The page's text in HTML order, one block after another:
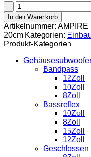
AMPIRE
USB-
Buchse
>
Mini-
USB
5p.
Kabel
In den Warenkorb
Artikelnummer: AMPIRE
20cm Kategorien:
Produkt-Kategorien
Gehäusesubwoofer
Bandpass
12Zoll
10Zoll
8Zoll
Bassreflex
10Zoll
8Zoll
15Zoll
12Zoll
Geschlossen